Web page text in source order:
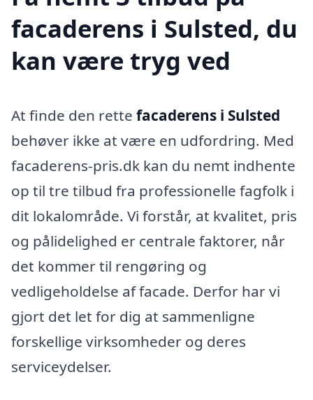
facaderens i Sulsted, du
kan være tryg ved
At finde den rette facaderens i Sulsted
behøver ikke at være en udfordring. Med
facaderens-pris.dk kan du nemt indhente
op til tre tilbud fra professionelle fagfolk i
dit lokalområde. Vi forstår, at kvalitet, pris
og pålidelighed er centrale faktorer, når
det kommer til rengøring og
vedligeholdelse af facade. Derfor har vi
gjort det let for dig at sammenligne
forskellige virksomheder og deres
serviceydelser.